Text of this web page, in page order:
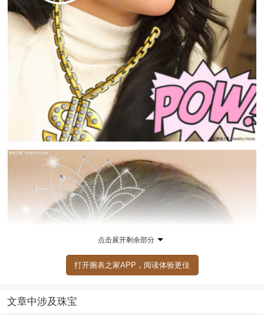
点击展开剩余部分
打开腕表之家APP，阅读体验更佳
文章中涉及珠宝